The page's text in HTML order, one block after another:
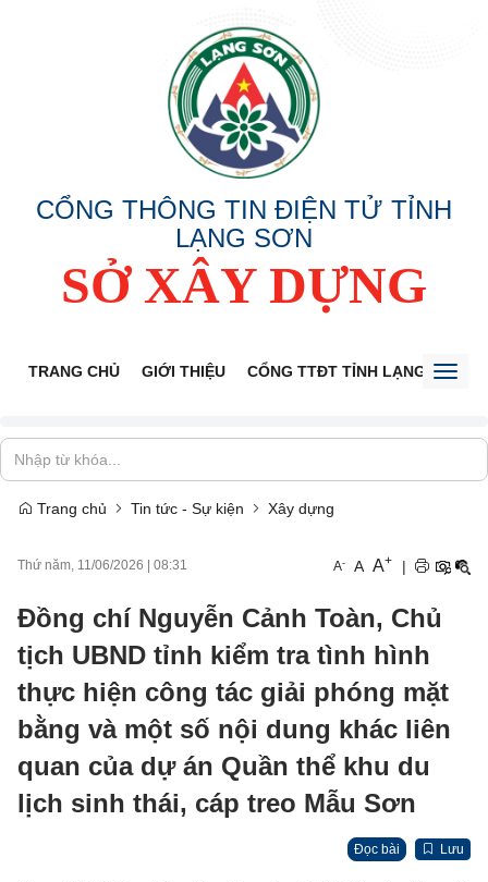
CỔNG THÔNG TIN ĐIỆN TỬ TỈNH
LẠNG SƠN
SỞ XÂY DỰNG
TRANG CHỦ GIỚI THIỆU CỔNG TTĐT TỈNH LẠNG SƠN
Trang chủ Tin tức - Sự kiện Xây dựng
Thứ năm, 11/06/2026 08:31 A- A A+ |
Đồng chí Nguyễn Cảnh Toàn, Chủ
tịch UBND tỉnh kiểm tra tình hình
thực hiện công tác giải phóng mặt
bằng và một số nội dung khác liên
quan của dự án Quần thể khu du
lịch sinh thái, cáp treo Mẫu Sơn
Đọc bài Lưu